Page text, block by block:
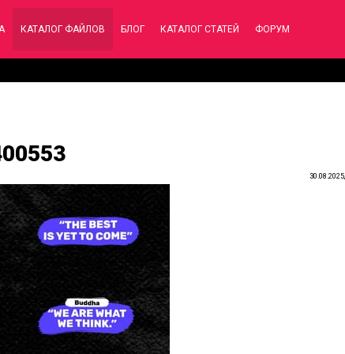
КАТАЛОГ ФАЙЛОВ БЛОГ КАТАЛОГ СТАТЕЙ ФОРУМ